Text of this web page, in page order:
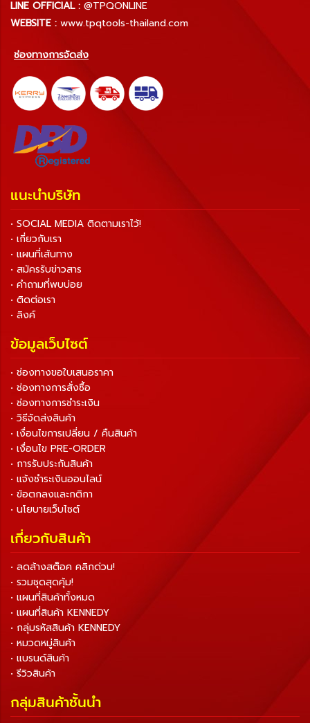
LINE OFFICIAL : @TPQONLINE
WEBSITE : www.tpqtools-thailand.com
ช่องทางการจัดส่ง
แนะนำบริษัท
• SOCIAL MEDIA ติดตามเราไว้!
• เกี่ยวกับเรา
• แผนที่เส้นทาง
• สมัครรับข่าวสาร
• คำถามที่พบบ่อย
• ติดต่อเรา
• ลิงค์
ข้อมูลเว็บไซต์
• ช่องทางขอใบเสนอราคา
• ช่องทางการสั่งซื้อ
• ช่องทางการชำระเงิน
• วิธีจัดส่งสินค้า
• เงื่อนไขการเปลี่ยน / คืนสินค้า
• เงื่อนไข PRE-ORDER
• การรับประกันสินค้า
• แจ้งชำระเงินออนไลน์
• ข้อตกลงและกติกา
• นโยบายเว็บไซต์
เกี่ยวกับสินค้า
• ลดล้างสต็อค คลิกด่วน!
• รวมชุดสุดคุ้ม!
• แผนที่สินค้าทั้งหมด
• แผนที่สินค้า KENNEDY
• กลุ่มรหัสสินค้า KENNEDY
• หมวดหมู่สินค้า
• แบรนด์สินค้า
• รีวิวสินค้า
กลุ่มสินค้าชั้นนำ